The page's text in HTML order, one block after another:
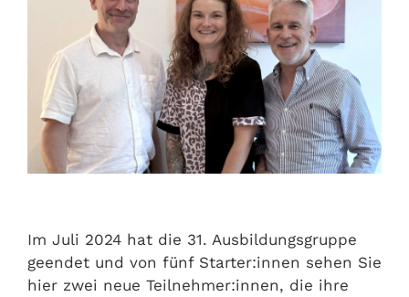
About
Kontakt
Im Juli 2024 hat die 31. Ausbildungsgruppe
geendet und von fünf Starter:innen sehen Sie
hier zwei neue Teilnehmer:innen, die ihre